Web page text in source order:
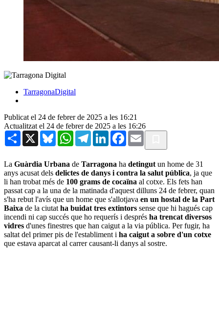
TarragonaDigital
Publicat el 24 de febrer de 2025 a les 16:21
Actualitzat el 24 de febrer de 2025 a les 16:26
Share X BlueskyWhatsAppTelegramLinkedInFacebook
Email
La Guàrdia Urbana de Tarragona ha detingut un home de 31
anys acusat dels delictes de danys i contra la salut pública, ja que
li han trobat més de 100 grams de cocaïna al cotxe. Els fets han
passat cap a la una de la matinada d'aquest dilluns 24 de febrer, quan
s'ha rebut l'avís que un home que s'allotjava en un hostal de la Part
Baixa de la ciutat ha buidat tres extintors sense que hi hagués cap
incendi ni cap succés que ho requerís i després ha trencat diversos
vidres d'unes finestres que han caigut a la via pública. Per fugir, ha
saltat del primer pis de l'establiment i ha caigut a sobre d'un cotxe
que estava aparcat al carrer causant-li danys al sostre.